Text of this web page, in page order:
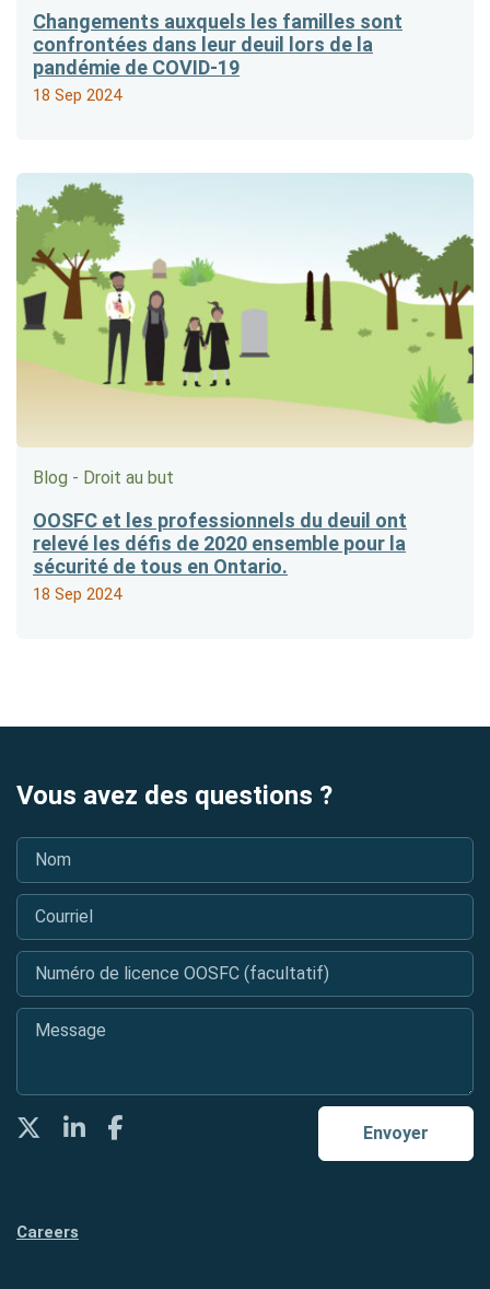
Changements auxquels les familles sont
confrontées dans leur deuil lors de la
pandémie de COVID-19
18 Sep 2024
Blog - Droit au but
OOSFC et les professionnels du deuil ont
relevé les défis de 2020 ensemble pour la
sécurité de tous en Ontario.
18 Sep 2024
Vous avez des questions ?
Nom
Courriel
Numéro de licence OOSFC (facultatif)
Message
Envoyer
TwitterLinkedInFacebook
Careers